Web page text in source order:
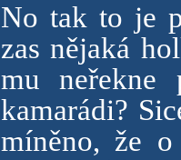
No tak to je
zas nějaká
mu
kamarádi?
míněno, že